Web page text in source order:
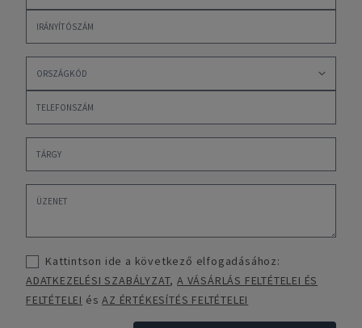
Kattintson ide a következő elfogadásához:
ADATKEZELÉSI SZABÁLYZAT,A VÁSÁRLÁS FELTÉTELEI ÉS
FELTÉTELEI ésAZ ÉRTÉKESÍTÉS FELTÉTELEI